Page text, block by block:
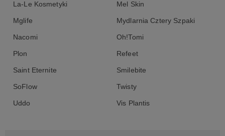
La-Le Kosmetyki Mel Skin
Mglife Mydlarnia Cztery Szpaki
Nacomi Oh!Tomi
Plon Refeet
Saint Eternite Smilebite
SoFlow Twisty
Uddo Vis Plantis